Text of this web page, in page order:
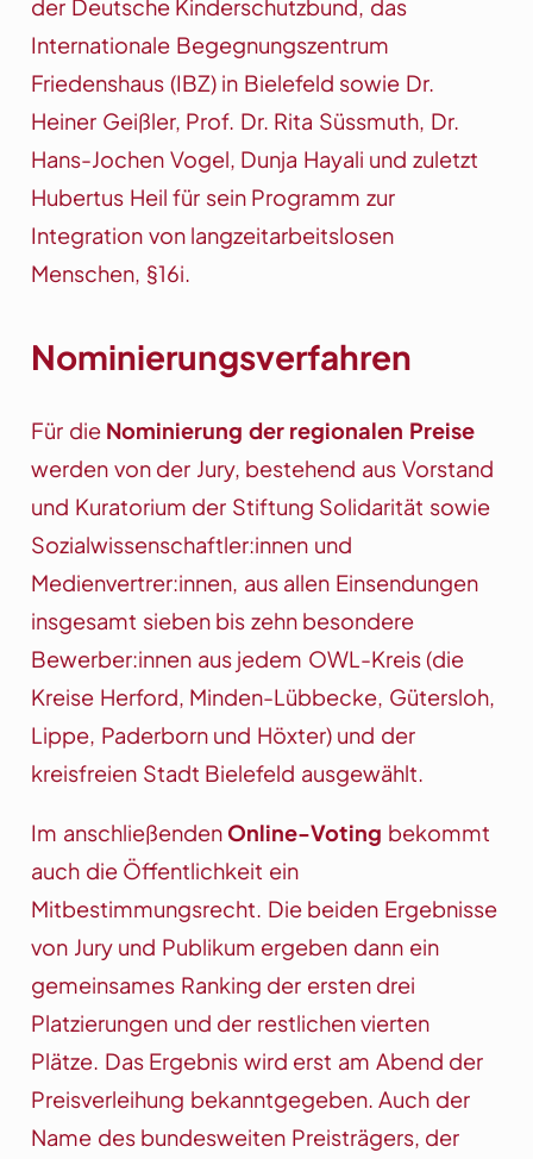
der Deutsche Kinderschutzbund, das
Internationale Begegnungszentrum
Friedenshaus (IBZ) in Bielefeld sowie Dr.
Heiner Geißler, Prof. Dr. Rita Süssmuth, Dr.
Hans-Jochen Vogel, Dunja Hayali und zuletzt
Hubertus Heil für sein Programm zur
Integration von langzeitarbeitslosen
Menschen, §16i.
Nominierungsverfahren
Für die Nominierung der regionalen Preise
werden von der Jury, bestehend aus Vorstand
und Kuratorium der Stiftung Solidarität sowie
Sozialwissenschaftler:innen und
Medienvertrer:innen, aus allen Einsendungen
insgesamt sieben bis zehn besondere
Bewerber:innen aus jedem OWL-Kreis (die
Kreise Herford, Minden-Lübbecke, Gütersloh,
Lippe, Paderborn und Höxter) und der
kreisfreien Stadt Bielefeld ausgewählt.
Im anschließenden Online-Voting bekommt
auch die Öffentlichkeit ein
Mitbestimmungsrecht. Die beiden Ergebnisse
von Jury und Publikum ergeben dann ein
gemeinsames Ranking der ersten drei
Platzierungen und der restlichen vierten
Plätze. Das Ergebnis wird erst am Abend der
Preisverleihung bekanntgegeben. Auch der
Name des bundesweiten Preisträgers, der